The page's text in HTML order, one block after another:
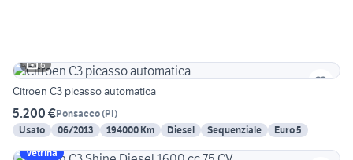
6
Citroen C3 picasso automatica
5.200 €Ponsacco(PI)
Usato
06/2013 194000 Km Diesel Sequenziale
Euro 5
Vetrina